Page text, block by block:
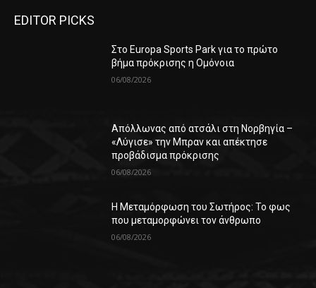
EDITOR PICKS
Στο Europa Sports Park για το πρώτο
βήμα πρόκρισης η Ομόνοια
06/08/2026
Απόλλωνας από ατσάλι στη Νορβηγία –
«Λύγισε» την Μπραν και απέκτησε
προβάδισμα πρόκρισης
06/08/2026
Η Μεταμόρφωση του Σωτήρος: Το φως
που μεταμορφώνει τον άνθρωπο
06/08/2026